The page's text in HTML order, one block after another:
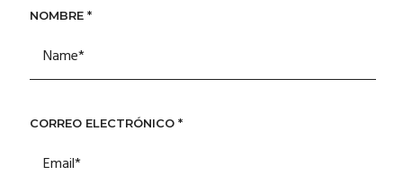
NOMBRE *
CORREO ELECTRÓNICO *